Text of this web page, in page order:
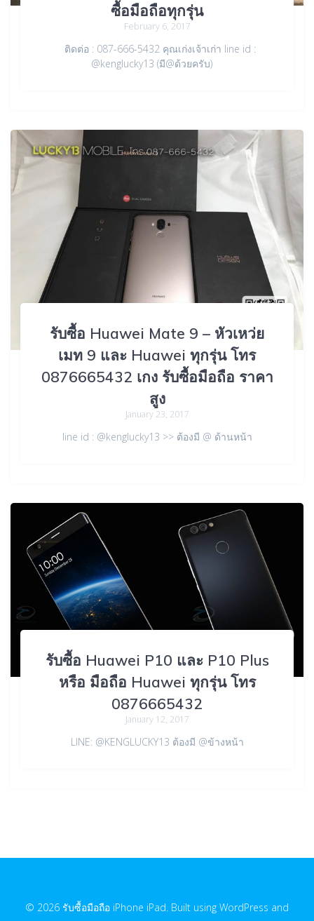
ซื้อมือถือทุกรุ่น
February 6, 2017
ติดต่อ : 087-666-5432 คุณเก่งเจ้าเก่า line id :
@kenglucky13 (มี@ด้วยครับ)
รับซื้อ Huawei Mate 9 – หัวเหว่ย
เมท 9 และ Huawei ทุกรุ่น โทร
0876665432 เกง รับซื้อมือถือ ราคา
สูง
January 23, 2017
line id : @kenglucky13 >> ต้องมี @ ด้านหน้า
รับซื้อ Huawei P10 และ P10 Plus
หรือ มือถือ Huawei ทุกรุ่น โทร
0876665432
January 12, 2017
LINE: @KENGLUCKY13 ต้องมี @ข้างหน้า
© 2026 รับซื้อมือถือ iPhone iPad. Built using WordPress and